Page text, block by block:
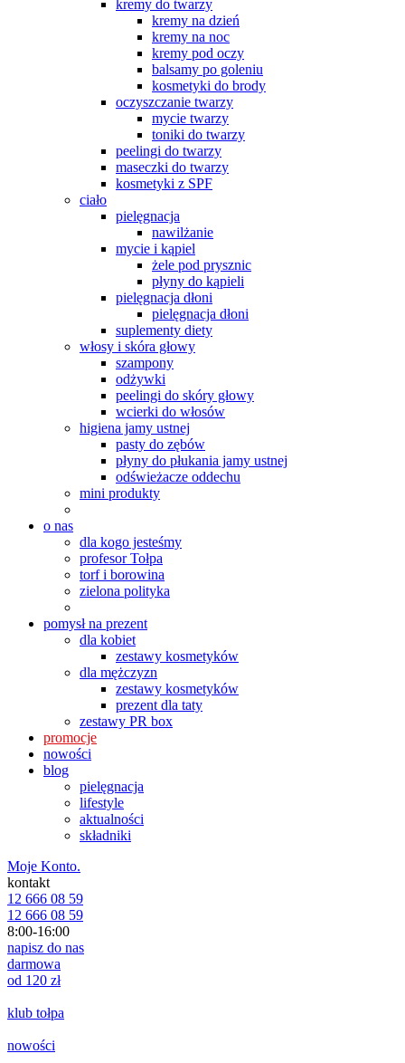
kremy do twarzy
kremy na dzień
kremy na noc
kremy pod oczy
balsamy po goleniu
kosmetyki do brody
oczyszczanie twarzy
mycie twarzy
toniki do twarzy
peelingi do twarzy
maseczki do twarzy
kosmetyki z SPF
ciało
pielęgnacja
nawilżanie
mycie i kąpiel
żele pod prysznic
płyny do kąpieli
pielęgnacja dłoni
pielęgnacja dłoni
suplementy diety
włosy i skóra głowy
szampony
odżywki
peelingi do skóry głowy
wcierki do włosów
higiena jamy ustnej
pasty do zębów
płyny do płukania jamy ustnej
odświeżacze oddechu
mini produkty
o nas
dla kogo jesteśmy
profesor Tołpa
torf i borowina
zielona polityka
pomysł na prezent
dla kobiet
zestawy kosmetyków
dla mężczyzn
zestawy kosmetyków
prezent dla taty
zestawy PR box
promocje
nowości
blog
pielęgnacja
lifestyle
aktualności
składniki
Moje Konto.
kontakt
12 666 08 59
12 666 08 59
8:00-16:00
napisz do nas
darmowa
od 120 zł
klub tołpa
nowości